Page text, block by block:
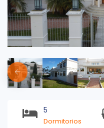
5
Dormitorios